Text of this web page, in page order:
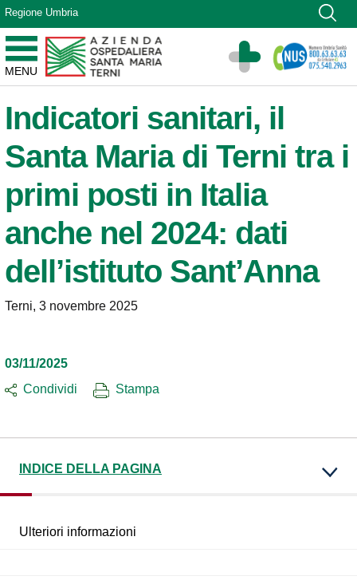
Vai ai contenuti
Vai al menu di navigazione
Vai al footer
Regione Umbria
MENU
Azienda Ospedaliera Santa Maria di Terni
Sito Istituzionale
Indicatori sanitari, il
Santa Maria di Terni tra i
primi posti in Italia
anche nel 2024: dati
dell’istituto Sant’Anna
Terni, 3 novembre 2025
03/11/2025
Condividi
Stampa
INDICE DELLA PAGINA
Ulteriori informazioni